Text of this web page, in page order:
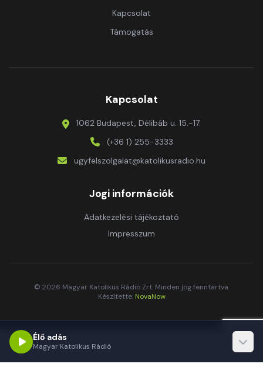
Kapcsolat
Támogatás
Kapcsolat
1062 Budapest, Délibáb u. 15.-17.
(+36 1) 255-3333
ugyfelszolgalat@katolikusradio.hu
Jogi információk
Adatkezelési tájékoztató
Impresszum
© 2026 Magyar Katolikus Rádió Zrt. Minden jog fenntartva.
Készítette: NovaNow
Élő adás
Magyar Katolikus Rádió